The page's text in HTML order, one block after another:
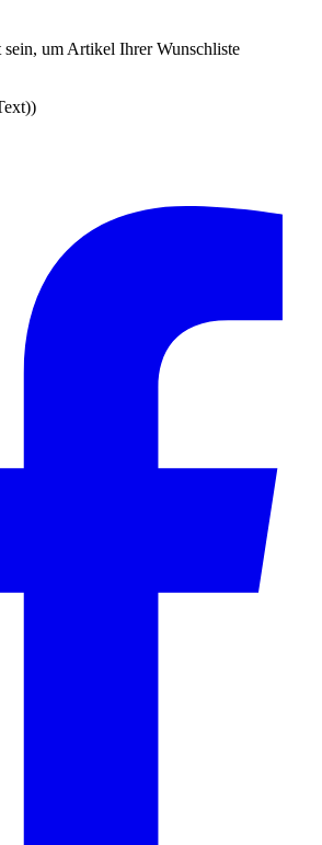
sein, um Artikel Ihrer Wunschliste